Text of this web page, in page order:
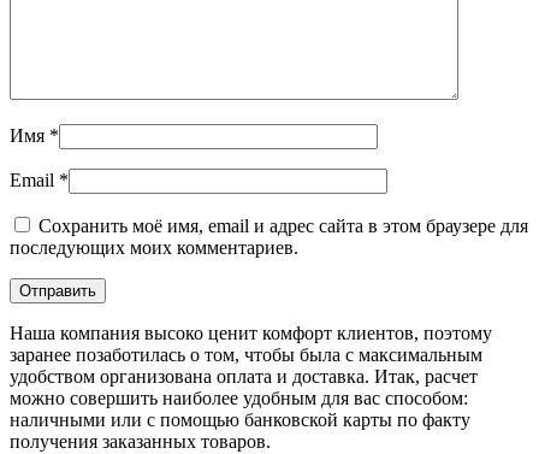
Имя *
Email *
Сохранить моё имя, email и адрес сайта в этом браузере для
последующих моих комментариев.
Наша компания высоко ценит комфорт клиентов, поэтому
заранее позаботилась о том, чтобы была с максимальным
удобством организована оплата и доставка. Итак, расчет
можно совершить наиболее удобным для вас способом:
наличными или с помощью банковской карты по факту
получения заказанных товаров.